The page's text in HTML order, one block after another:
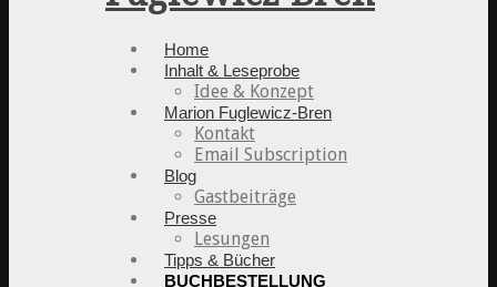
Home
Inhalt & Leseprobe
Idee & Konzept
Marion Fuglewicz-Bren
Kontakt
Email Subscription
Blog
Gastbeiträge
Presse
Lesungen
Tipps & Bücher
BUCHBESTELLUNG